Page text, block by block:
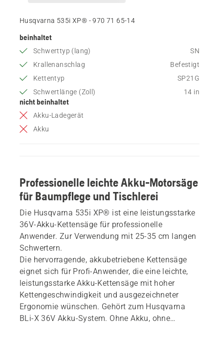
Husqvarna 535i XP® - 970 71 65‑14
beinhaltet
Schwerttyp (lang)
SN
Krallenanschlag
Befestigt
Kettentyp
SP21G
Schwertlänge (Zoll)
14 in
nicht beinhaltet
Akku-Ladegerät
Akku
Professionelle leichte Akku-Motorsäge
für Baumpflege und Tischlerei
Die Husqvarna 535i XP® ist eine leistungsstarke
36V-Akku-Kettensäge für professionelle
Anwender. Zur Verwendung mit 25-35 cm langen
Schwertern.
Die hervorragende, akkubetriebene Kettensäge
eignet sich für Profi-Anwender, die eine leichte,
leistungsstarke Akku-Kettensäge mit hoher
Kettengeschwindigkeit und ausgezeichneter
Ergonomie wünschen. Gehört zum Husqvarna
BLi-X 36V Akku-System. Ohne Akku, ohne